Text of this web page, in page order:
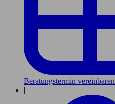
Beratungstermin vereinbaren
|